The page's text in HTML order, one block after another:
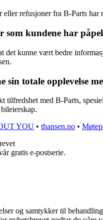
refusjoner fra B-Parts
kundene har
det kunne vært bedre
totale opplevelse
tilfredshet med B-Parts,
YOU • thansen.no •
gratis e-postserie.
og samtykker til